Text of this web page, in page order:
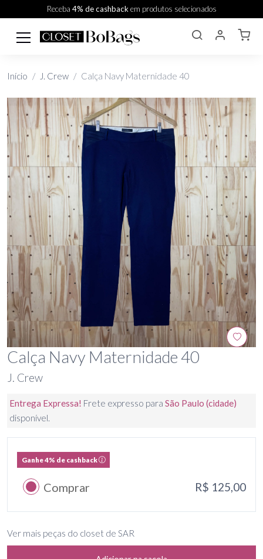
Receba 4% de cashbackem produtos selecionados
Início J. Crew Calça Navy Maternidade 40
Calça Navy Maternidade 40
J. Crew
Entrega Expressa! Frete expresso para São Paulo (cidade)
disponível.
Ganhe 4% de cashback
Comprar R$ 125,00
Ver mais peças do closet de SAR